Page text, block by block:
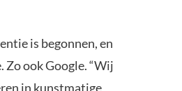
is begonnen, en
Zo ook Google. “Wij
in kunstmatige